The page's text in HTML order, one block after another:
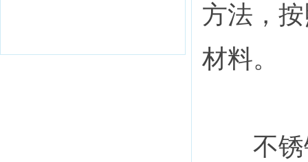
方法，
材料。
不锈钢